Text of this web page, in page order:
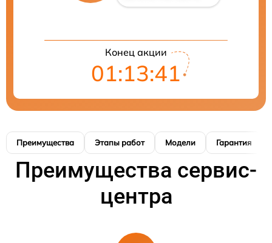
Конец акции
01:13:41
Преимущества Этапы работ Модели Гарантия
Преимущества сервис-
центра